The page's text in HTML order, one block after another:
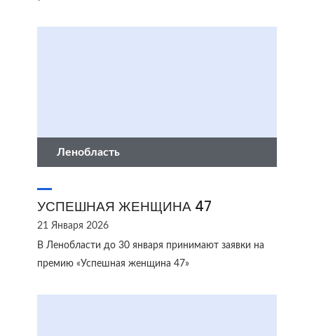
Ленобласть
УСПЕШНАЯ ЖЕНЩИНА 47
21 Января 2026
В Ленобласти до 30 января принимают заявки на
премию «Успешная женщина 47»